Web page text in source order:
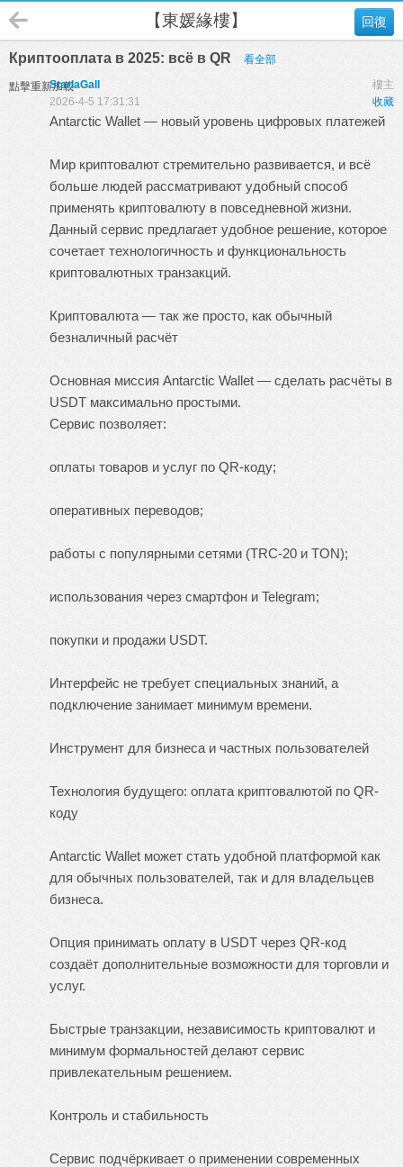
回復
【東媛緣樓】
Криптооплата в 2025: всё в QR 看全部
點擊重新加載 樓主
StarlaGall
收藏
2026-4-5 17:31:31
Antarctic Wallet — новый уровень цифровых платежей
Мир криптовалют стремительно развивается, и всё
больше людей рассматривают удобный способ
применять криптовалюту в повседневной жизни.
Данный сервис предлагает удобное решение, которое
сочетает технологичность и функциональность
криптовалютных транзакций.
Криптовалюта — так же просто, как обычный
безналичный расчёт
Основная миссия Antarctic Wallet — сделать расчёты в
USDT максимально простыми.
Сервис позволяет:
оплаты товаров и услуг по QR-коду;
оперативных переводов;
работы с популярными сетями (TRC-20 и TON);
использования через смартфон и Telegram;
покупки и продажи USDT.
Интерфейс не требует специальных знаний, а
подключение занимает минимум времени.
Инструмент для бизнеса и частных пользователей
Технология будущего: оплата криптовалютой по QR-
коду
Antarctic Wallet может стать удобной платформой как
для обычных пользователей, так и для владельцев
бизнеса.
Опция принимать оплату в USDT через QR-код
создаёт дополнительные возможности для торговли и
услуг.
Быстрые транзакции, независимость криптовалют и
минимум формальностей делают сервис
привлекательным решением.
Контроль и стабильность
Сервис подчёркивает о применении современных